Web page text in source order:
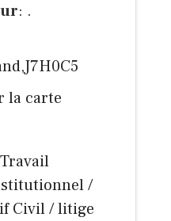
: .
la carte
/
Civil / litige